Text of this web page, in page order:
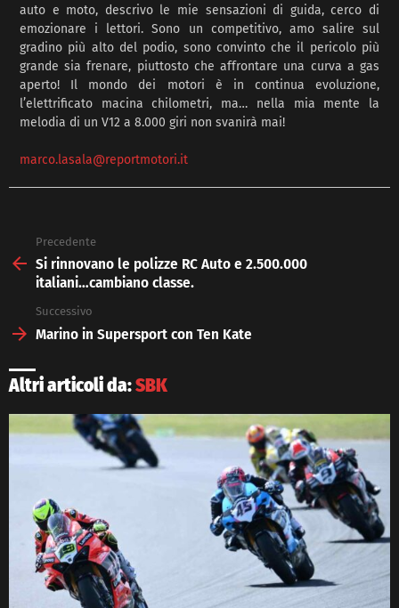
auto e moto, descrivo le mie sensazioni di guida, cerco di
emozionare i lettori. Sono un competitivo, amo salire sul
gradino più alto del podio, sono convinto che il pericolo più
grande sia frenare, piuttosto che affrontare una curva a gas
aperto! Il mondo dei motori è in continua evoluzione,
l’elettrificato macina chilometri, ma… nella mia mente la
melodia di un V12 a 8.000 giri non svanirà mai!
marco.lasala@reportmotori.it
more
Precedente
Si rinnovano le polizze RC Auto e 2.500.000
italiani…cambiano classe.
Successivo
Marino in Supersport con Ten Kate
Altri articoli da:SBK